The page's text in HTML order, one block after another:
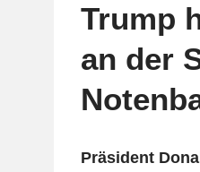
Trump
an der
Präsident